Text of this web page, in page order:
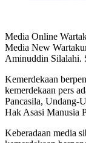
Media Online
Media New
Aminuddin Silalahi.
Kemerdekaan
kemerdekaan pers
Pancasila, Undang-
Hak Asasi Manusia
Keberadaan media